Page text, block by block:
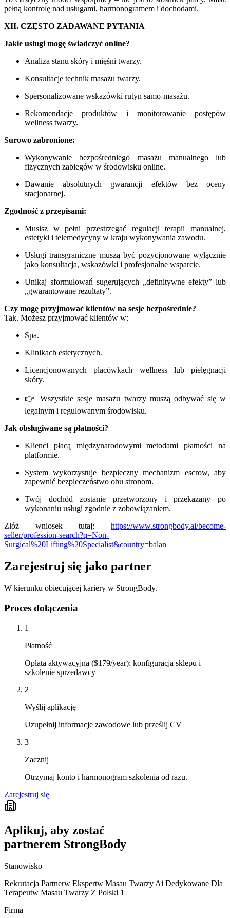
pełną kontrolę nad usługami, harmonogramem i dochodami.
XII. CZĘSTO ZADAWANE PYTANIA
Jakie usługi mogę świadczyć online?
Analiza stanu skóry i mięśni twarzy.
Konsultacje technik masażu twarzy.
Spersonalizowane wskazówki rutyn samo-masażu.
Rekomendacje produktów i monitorowanie postępów
wellness twarzy.
Surowo zabronione:
Wykonywanie bezpośredniego masażu manualnego lub
fizycznych zabiegów w środowisku online.
Dawanie absolutnych gwarancji efektów bez oceny
stacjonarnej.
Zgodność z przepisami:
Musisz w pełni przestrzegać regulacji terapii manualnej,
estetyki i telemedycyny w kraju wykonywania zawodu.
Usługi transgraniczne muszą być pozycjonowane wyłącznie
jako konsultacja, wskazówki i profesjonalne wsparcie.
Unikaj sformułowań sugerujących „definitywne efekty” lub
„gwarantowane rezultaty”.
Czy mogę przyjmować klientów na sesje bezpośrednie?
Tak. Możesz przyjmować klientów w:
Spa.
Klinikach estetycznych.
Licencjonowanych placówkach wellness lub pielęgnacji
skóry.
👉 Wszystkie sesje masażu twarzy muszą odbywać się w
legalnym i regulowanym środowisku.
Jak obsługiwane są płatności?
Klienci płacą międzynarodowymi metodami płatności na
platformie.
System wykorzystuje bezpieczny mechanizm escrow, aby
zapewnić bezpieczeństwo obu stronom.
Twój dochód zostanie przetworzony i przekazany po
wykonaniu usługi zgodnie z zobowiązaniem.
Złóż wniosek tutaj: https://www.strongbody.ai/become-
seller/profession-search?q=Non-
Surgical%20Lifting%20Specialist&country=balan
Zarejestruj się jako partner
W kierunku obiecującej kariery w StrongBody.
Proces dołączenia
1
Płatność
Opłata aktywacyjna ($179/year): konfiguracja sklepu i
szkolenie sprzedawcy
2
Wyślij aplikację
Uzupełnij informacje zawodowe lub prześlij CV
3
Zacznij
Otrzymaj konto i harmonogram szkolenia od razu.
Zarejestruj się
Aplikuj, aby zostać
partnerem StrongBody
Stanowisko
Rekrutacja Partnerw Ekspertw Masau Twarzy Ai Dedykowane Dla
Terapeutw Masau Twarzy Z Polski 1
Firma